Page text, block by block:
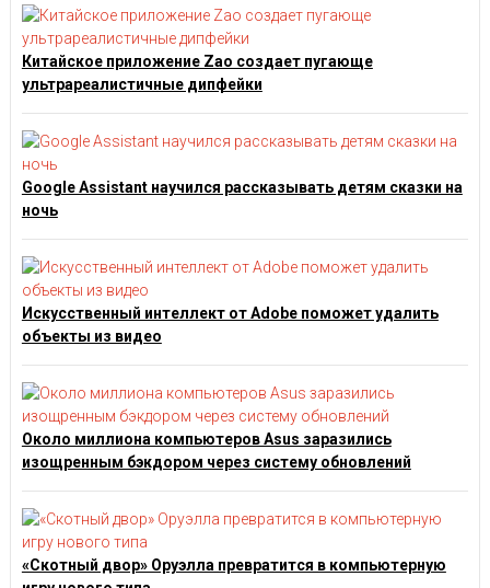
Китайское приложение Zao создает пугающе
ультрареалистичные дипфейки
Google Assistant научился рассказывать детям сказки на
ночь
Искусственный интеллект от Adobe поможет удалить
объекты из видео
Около миллиона компьютеров Asus заразились
изощренным бэкдором через систему обновлений
«Скотный двор» Оруэлла превратится в компьютерную